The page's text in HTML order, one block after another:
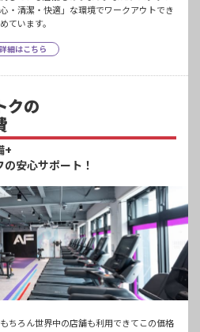
・清潔・快適」な環境でワークアウトでき
ています。
詳細はこちら
クの
+
の安心サポート！
ちろん世界中の店舗も利用できてこの価格